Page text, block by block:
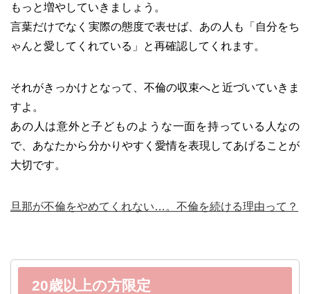
もっと増やしていきましょう。
言葉だけでなく実際の態度で表せば、あの人も「自分をち
ゃんと愛してくれている」と再確認してくれます。
それがきっかけとなって、不倫の収束へと近づいていきま
すよ。
あの人は意外と子どものような一面を持っている人なの
で、あなたから分かりやすく愛情を表現してあげることが
大切です。
旦那が不倫をやめてくれない…。不倫を続ける理由って？
20歳以上の方限定